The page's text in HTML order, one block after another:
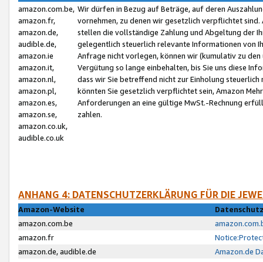
amazon.com.be,
amazon.fr,
amazon.de,
audible.de,
amazon.ie
amazon.it,
amazon.nl,
amazon.pl,
amazon.es,
amazon.se,
amazon.co.uk,
audible.co.uk
Wir dürfen in Bezug auf Beträge, auf deren
vornehmen, zu denen wir gesetzlich verpflichtet
stellen die vollständige Zahlung und Abgeltung der
gelegentlich steuerlich relevante Informationen von
Anfrage nicht vorlegen, können wir (kumulativ zu
Vergütung so lange einbehalten, bis Sie uns diese
dass wir Sie betreffend nicht zur Einholung
könnten Sie gesetzlich verpflichtet sein, Amazon
Anforderungen an eine gültige MwSt.-Rechnung
zahlen.
ANHANG 4: DATENSCHUTZERKLÄRUNG FÜR DIE
Amazon-Website
amazon.com.be
amazon.fr
amazon.de, audible.de
Amazon.de